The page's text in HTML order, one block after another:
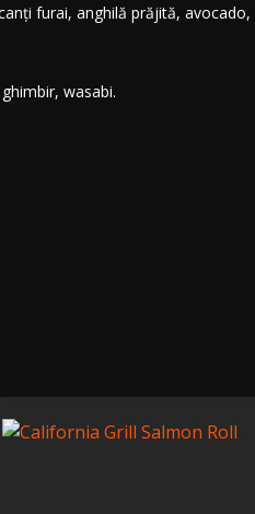
furai, anghilă prăjită,
wasabi.